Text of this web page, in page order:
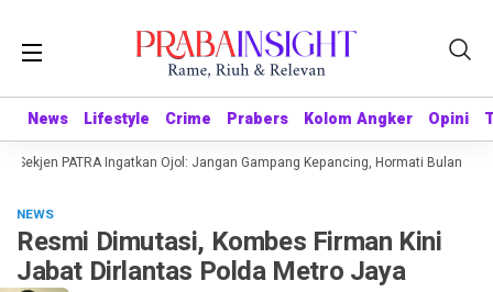
News Lifestyle Crime Prabers Kolom Angker Opini
News Lifestyle Crime Prabers Kolom Angker Opini
Sekjen PATRA Ingatkan Ojol: Jangan Gampang Kepancing, Hormati Bulan
NEWS
Resmi Dimutasi, Kombes Firman Kini
Jabat Dirlantas Polda Metro Jaya